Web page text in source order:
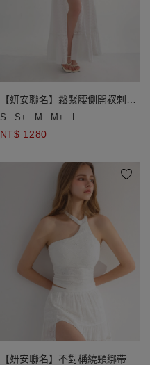
【妍安聯名】鬆緊腰側開衩刺繡
蕾絲蛋糕長裙
S S+ M M+ L
NT$ 1280
【妍安聯名】不對稱繞頸綁帶削